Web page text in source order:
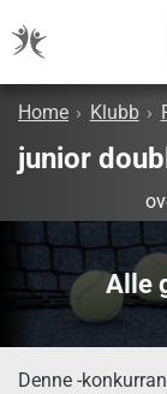
Home › Klubb ›
junior
Alle
Denne -